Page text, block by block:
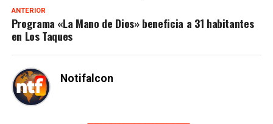
ANTERIOR
Programa «La Mano de Dios» beneficia a 31 habitantes
en Los Taques
Notifalcon